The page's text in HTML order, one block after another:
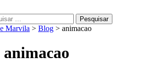
Marvila > Blog > animacao
animacao